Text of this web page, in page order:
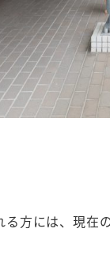
方には、現在